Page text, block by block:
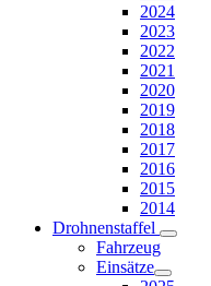
2024
2023
2022
2021
2020
2019
2018
2017
2016
2015
2014
Drohnenstaffel
Fahrzeug
Einsätze